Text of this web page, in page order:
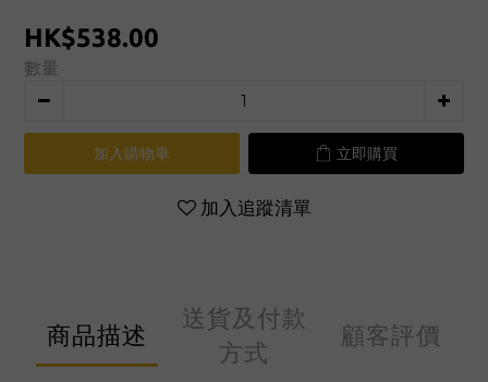
HK$538.00
數量
加入購物車 立即購買
加入追蹤清單
商品描述
送貨及付款
方式
顧客評價